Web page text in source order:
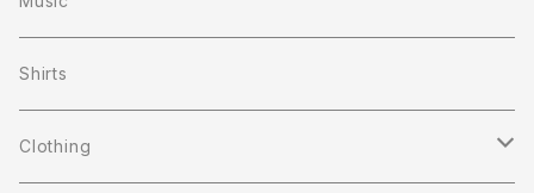
Shirts
Clothing